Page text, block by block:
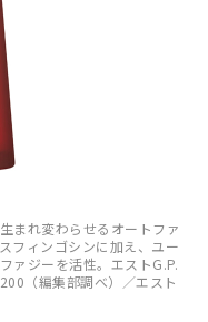
まれ変わらせるオートファ
フィンゴシンに加え、ユー
ァジーを活性。エストG.P.
（編集部調べ）／エスト